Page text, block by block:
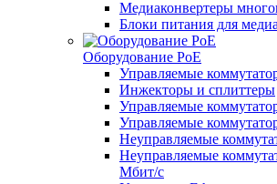
Медиаконвертеры
Блоки питания для
Оборудование PoE
Управляемые
Инжекторы и сплиттеры
Управляемые
Управляемые
Неуправляемые
Неуправляемые
Мбит/с